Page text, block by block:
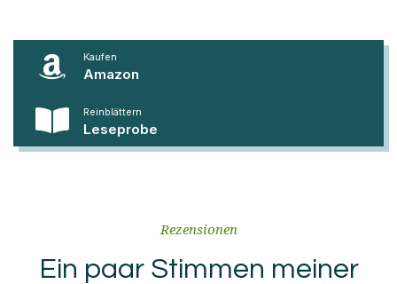
Kaufen
Amazon
Reinblättern
Leseprobe
Rezensionen
Ein paar Stimmen meiner